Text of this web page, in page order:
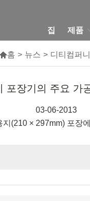
집 제품
홈 > 뉴스 > 디티컴퍼
포장기의 주요 가
03-06-2013
(210 × 297mm) 포장